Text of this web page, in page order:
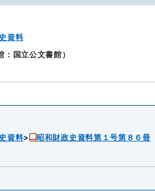
資料
国立公文書館）
資料
昭和財政史資料第１号第８６冊